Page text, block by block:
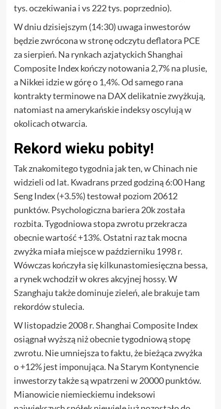
tys. oczekiwania i vs 222 tys. poprzednio).
W dniu dzisiejszym (14:30) uwaga inwestorów
będzie zwrócona w stronę odczytu deflatora PCE
za sierpień. Na rynkach azjatyckich Shanghai
Composite Index kończy notowania 2,7% na plusie,
a Nikkei idzie w górę o 1,4%. Od samego rana
kontrakty terminowe na DAX delikatnie zwyżkują,
natomiast na amerykańskie indeksy oscylują w
okolicach otwarcia.
Rekord wieku pobity!
Tak znakomitego tygodnia jak ten, w Chinach nie
widzieli od lat. Kwadrans przed godziną 6:00 Hang
Seng Index (+3.5%) testował poziom 20612
punktów. Psychologiczna bariera 20k została
rozbita. Tygodniowa stopa zwrotu przekracza
obecnie wartość +13%. Ostatni raz tak mocna
zwyżka miała miejsce w październiku 1998 r.
Wówczas kończyła się kilkunastomiesięczna bessa,
a rynek wchodził w okres akcyjnej hossy. W
Szanghaju także dominuje zieleń, ale brakuje tam
rekordów stulecia.
W listopadzie 2008 r. Shanghai Composite Index
osiągnał wyższą niż obecnie tygodniową stopę
zwrotu. Nie umniejsza to faktu, że bieżąca zwyżka
o +12% jest imponująca. Na Starym Kontynencie
inwestorzy także są wpatrzeni w 20000 punktów.
Mianowicie niemieckiemu indeksowi